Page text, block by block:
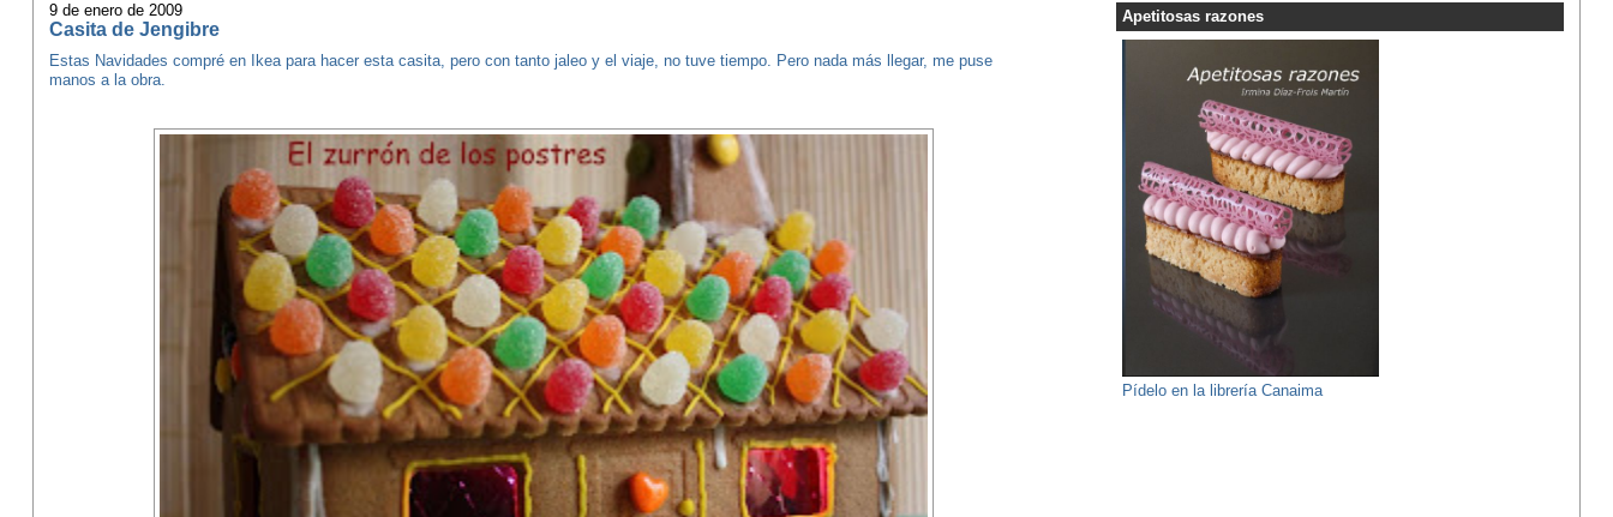
9 de enero de 2009
Casita de Jengibre
Estas Navidades compré en Ikea para hacer esta casita, pero con tanto jaleo y el viaje, no tuve tiempo. Pero nada más llegar, me puse
manos a la obra.
Apetitosas razones
Pídelo en la librería Canaima